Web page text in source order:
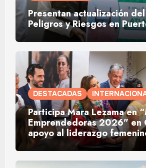
Presentan actualización
Peligros y Riesgos en
DESTACADAS
Participa Mara Lezama en
Emprendedoras 2026” en
apoyo al liderazgo